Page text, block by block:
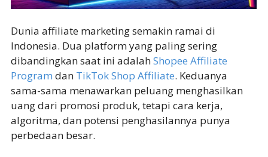
Dunia affiliate marketing semakin ramai di
Indonesia. Dua platform yang paling sering
dibandingkan saat ini adalahShopee Affiliate
Program dan TikTok Shop Affiliate. Keduanya
sama-sama menawarkan peluang menghasilkan
uang dari promosi produk, tetapi cara kerja,
algoritma, dan potensi penghasilannya punya
perbedaan besar.